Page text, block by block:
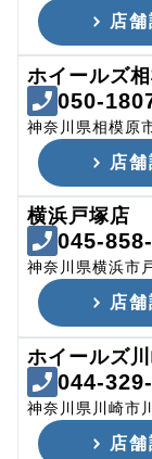
店舗
ホイールズ
050-
神奈川県相模原
店舗
横浜戸塚店
045-
神奈川県横浜市
店舗
ホイールズ
044-
神奈川県川崎市
店舗